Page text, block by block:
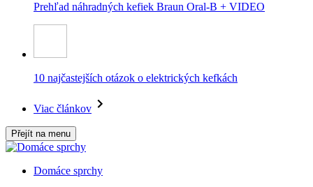
Prehľad náhradných kefiek Braun Oral-B + VIDEO
10 najčastejších otázok o elektrických kefkách
Viac článkov
Přejít na menu
Domáce sprchy